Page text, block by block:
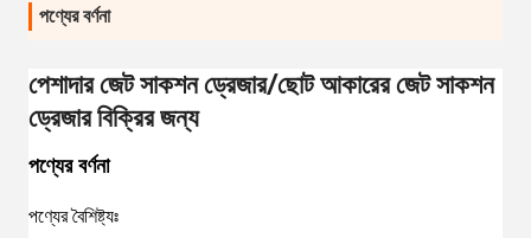
পণ্যের বর্ণনা
পেশাদার জেট সাকশন ড্রেজার/ছোট আকারের জেট সাকশন
ড্রেজার বিক্রির জন্য
পণ্যের বর্ণনা
পণ্যের বৈশিষ্ট্যঃ